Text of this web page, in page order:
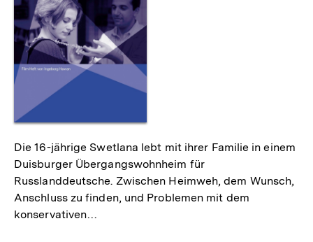
Die 16-jährige Swetlana lebt mit ihrer Familie in einem
Duisburger Übergangswohnheim für
Russlanddeutsche. Zwischen Heimweh, dem Wunsch,
Anschluss zu finden, und Problemen mit dem
konservativen…